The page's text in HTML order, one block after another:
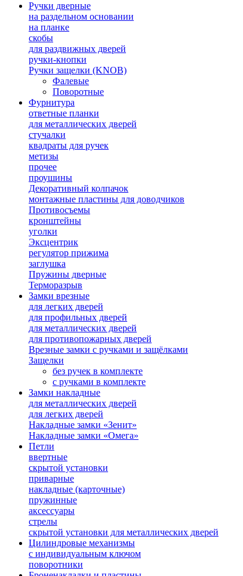
Ручки дверные
на раздельном основании
на планке
скобы
для раздвижных дверей
ручки-кнопки
Ручки защелки (KNOB)
Фалевые
Поворотные
Фурнитура
ответные планки
для металлических дверей
стучалки
квадраты для ручек
метизы
прочее
проушины
Декоративный колпачок
монтажные пластины для доводчиков
Противосъемы
кронштейны
уголки
Эксцентрик
регулятор прижима
заглушка
Пружины дверные
Терморазрыв
Замки врезные
для легких дверей
для профильных дверей
для металлических дверей
для противопожарных дверей
Врезные замки с ручками и защёлками
Защелки
без ручек в комплекте
с ручками в комплекте
Замки накладные
для металлических дверей
для легких дверей
Накладные замки «Зенит»
Накладные замки «Омега»
Петли
ввертные
скрытой установки
приварные
накладные (карточные)
пружинные
аксессуары
стрелы
скрытой установки для металлических дверей
Цилиндровые механизмы
с индивидуальным ключом
поворотники